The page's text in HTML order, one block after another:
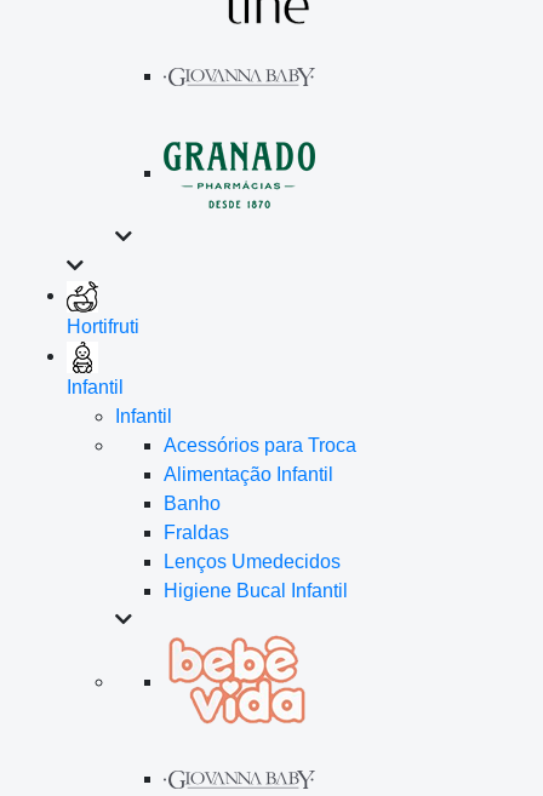
Hortifruti
Infantil
Infantil
Acessórios para Troca
Alimentação Infantil
Banho
Fraldas
Lenços Umedecidos
Higiene Bucal Infantil